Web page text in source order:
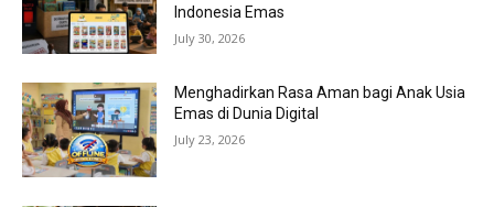
Indonesia Emas
July 30, 2026
Menghadirkan Rasa Aman bagi Anak Usia
Emas di Dunia Digital
July 23, 2026